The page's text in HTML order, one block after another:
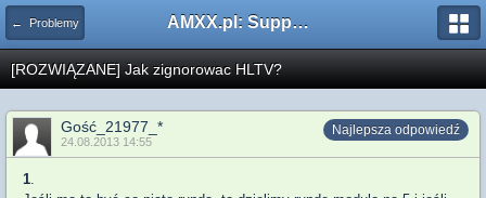
← Problemy AMXX.pl: Support AMX Mod X i SourceMod
[ROZWIĄZANE] Jak zignorowac HLTV?
Najlepsza odpowiedź
Gość_21977_*
24.08.2013 14:55
1.